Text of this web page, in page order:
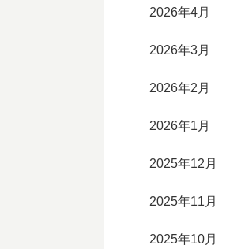
2026年4月
2026年3月
2026年2月
2026年1月
2025年12月
2025年11月
2025年10月